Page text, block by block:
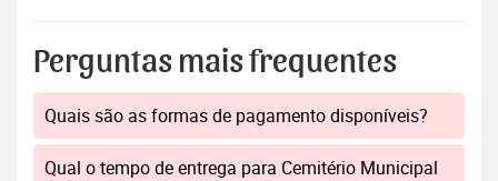
Perguntas mais frequentes
Quais são as formas de pagamento disponíveis?
Qual o tempo de entrega para Cemitério Municipal